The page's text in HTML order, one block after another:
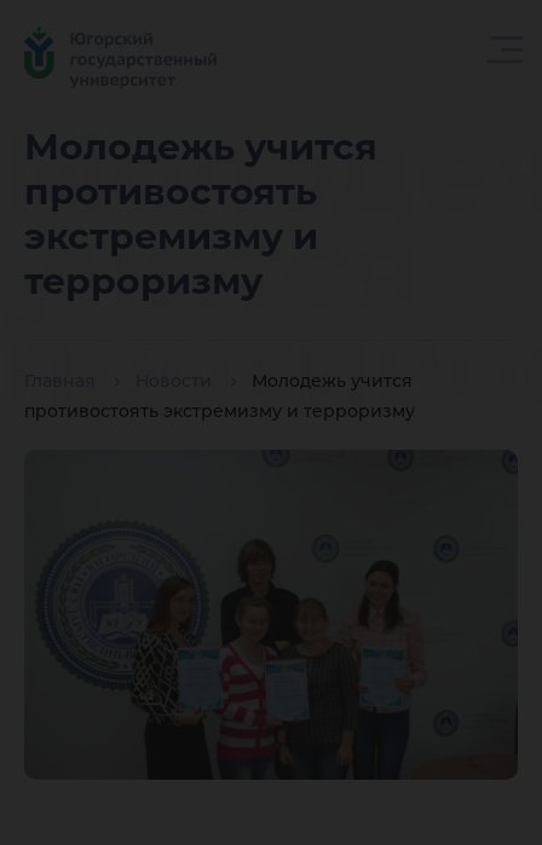
Молодежь учится
противостоять
экстремизму и
терроризму
Молодежь учится
противостоять экстремизму и терроризму
учится
и